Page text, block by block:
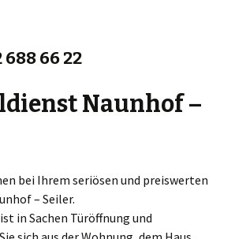
66 22
Naunhof –
bei Ihrem seriösen und preiswerten
– Seiler.
in Sachen Türöffnung und